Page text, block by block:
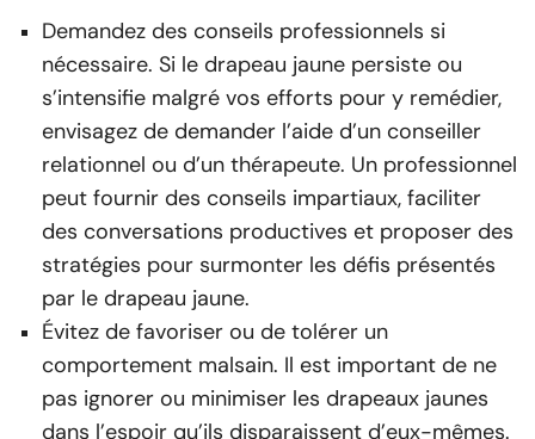
Demandez des conseils professionnels si
nécessaire. Si le drapeau jaune persiste ou
s’intensifie malgré vos efforts pour y remédier,
envisagez de demander l’aide d’un conseiller
relationnel ou d’un thérapeute. Un professionnel
peut fournir des conseils impartiaux, faciliter
des conversations productives et proposer des
stratégies pour surmonter les défis présentés
par le drapeau jaune.
Évitez de favoriser ou de tolérer un
comportement malsain. Il est important de ne
pas ignorer ou minimiser les drapeaux jaunes
dans l’espoir qu’ils disparaissent d’eux-mêmes.